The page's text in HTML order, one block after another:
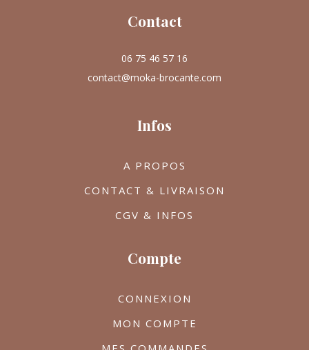
Contact
06 75 46 57 16
contact@moka-brocante.com
Infos
A PROPOS
CONTACT & LIVRAISON
CGV & INFOS
Compte
CONNEXION
MON COMPTE